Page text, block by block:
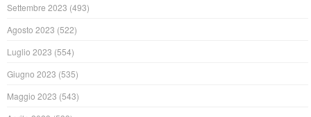
Settembre 2023 (493)
Agosto 2023 (522)
Luglio 2023 (554)
Giugno 2023 (535)
Maggio 2023 (543)